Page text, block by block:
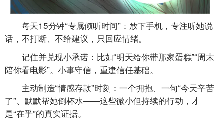
每天15分钟“专属倾听时间”：放下手机，专注听她说
话，不打断、不给建议，只回应情绪。
记住并兑现小承诺：比如“明天给你带那家蛋糕”“周末
陪你看电影”。小事守信，重建信任基础。
主动制造“情感存款”时刻：一个拥抱、一句“今天辛苦
了”、默默帮她倒杯水——这些微小但持续的行动，才
是“在乎”的真实证据。